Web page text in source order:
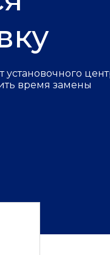
время замены